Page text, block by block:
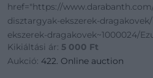
href="https://
disztargyak-ekszerek-
ekszerek-dragakovek~1000024/
jelzett-d-3-5-cm
Kikiáltási ár: 5 000 Ft
Aukció: 422. Online auction